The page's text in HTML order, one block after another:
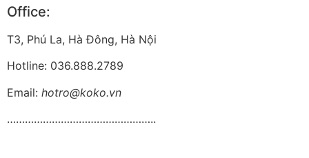
Office:
T3, Phú La, Hà Đông, Hà Nội
Hotline: 036.888.2789
Email: hotro@koko.vn
…………………………………………..